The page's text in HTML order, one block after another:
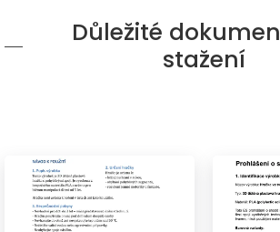
Důležité
stažení